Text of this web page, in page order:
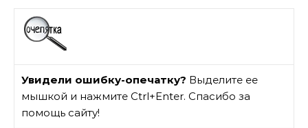
Увидели ошибку-опечатку? Выделите ее
мышкой и нажмите Ctrl+Enter. Спасибо за
помощь сайту!